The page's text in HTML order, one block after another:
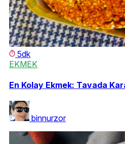
5dk
EKMEK
En Kolay Ekmek: Tavada
binnurzor